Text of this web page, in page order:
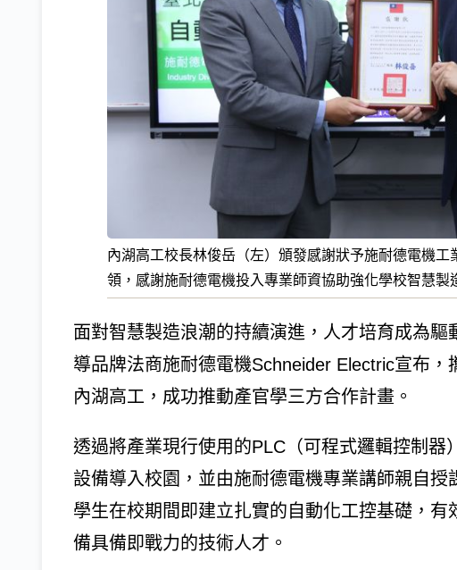
內湖高工校長林俊岳（左）頒發感謝狀予施耐德電機
領，感謝施耐德電機投入專業師資協助強化學校智慧製
面對智慧製造浪潮的持續演進，人才培育成為
導品牌法商施耐德電機Schneider Electric宣布
內湖高工，成功推動產官學三方合作計畫。
透過將產業現行使用的PLC（可程式邏輯控制器
設備導入校園，並由施耐德電機專業講師親自
學生在校期間即建立扎實的自動化工控基礎，
備具備即戰力的技術人才。